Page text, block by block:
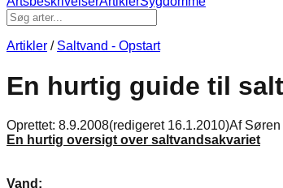
Artikler / Saltvand - Opstart
En hurtig guide til
Oprettet: 8.9.2008(redigeret 16.1.2010)Af Søren
En hurtig oversigt over saltvandsakvariet
Vand: